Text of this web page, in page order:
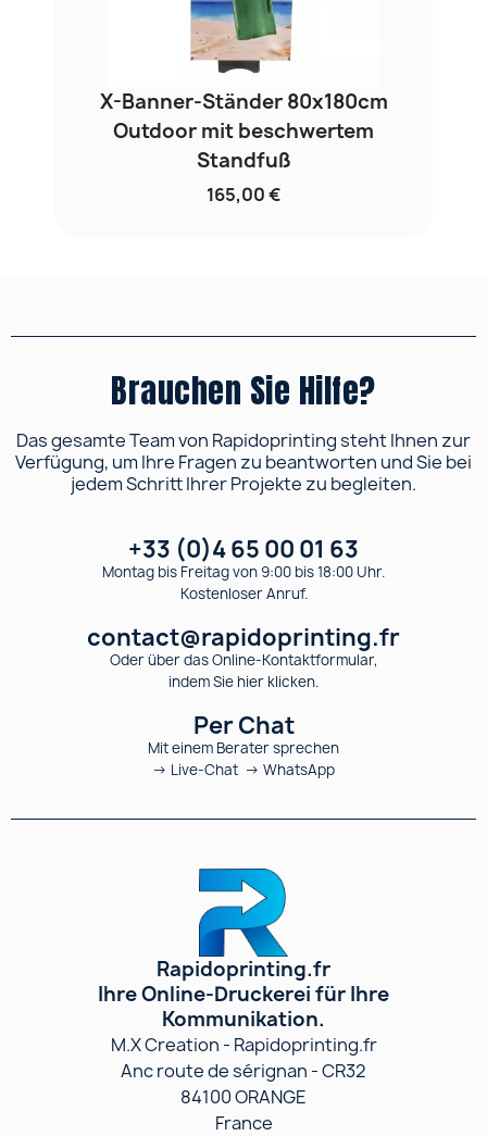
X-Banner-Ständer 80x180cm
Outdoor mit beschwertem
Standfuß
165,00 €
Brauchen Sie Hilfe?
Das gesamte Team von Rapidoprinting steht Ihnen zur
Verfügung, um Ihre Fragen zu beantworten und Sie bei
jedem Schritt Ihrer Projekte zu begleiten.
+33 (0)4 65 00 01 63
Montag bis Freitag von 9:00 bis 18:00 Uhr.
Kostenloser Anruf.
contact@rapidoprinting.fr
Oder über das Online-Kontaktformular,
indem Sie hier klicken.
Per Chat
Mit einem Berater sprechen
→ Live-Chat → WhatsApp
Rapidoprinting.fr
Ihre Online-Druckerei für Ihre
Kommunikation.
M.X Creation - Rapidoprinting.fr
Anc route de sérignan - CR32
84100 ORANGE
France